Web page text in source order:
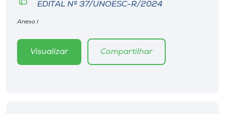
o idioma
EDITAL Nº 37/UNOESC-R/2024
Anexo I
Visualizar Compartilhar